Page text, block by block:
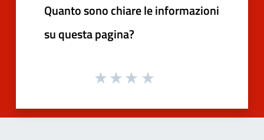
Quanto sono chiare le informazioni
su questa pagina?